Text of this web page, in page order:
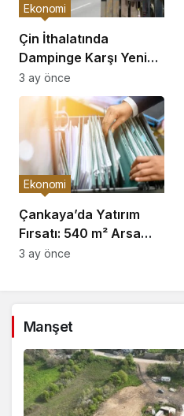
Çin İthalatında
Dampinge Karşı Yeni
Önlemler!
Ekonomi
3 ay önce
Çankaya’da Yatırım
Fırsatı: 540 m² Arsa
Satışı
Ekonomi
3 ay önce
Manşet